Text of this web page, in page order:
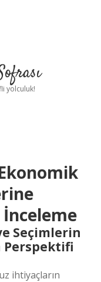
yolculuk!
Seçimlerin
Perspektifi
ihtiyaçların